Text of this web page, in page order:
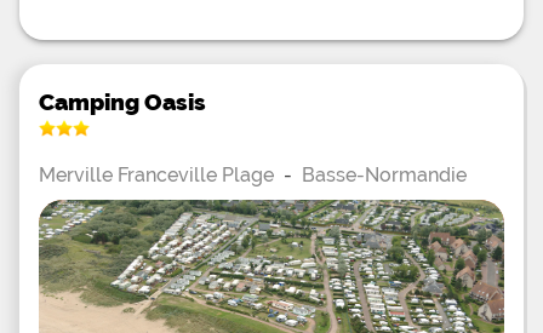
Camping Oasis
Merville Franceville Plage - Basse-Normandie